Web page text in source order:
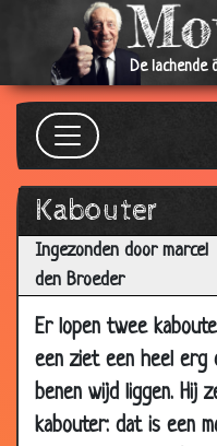
De lachende
Kabouter
Ingezonden door marcel
den Broeder
Er lopen twee
een ziet een heel erg
benen wijd liggen. Hij
kabouter: dat is een
2000
12 May
2000
Pechboer
12 May
2000
12 May
2000
Muf muf
12 May
2000
Jan en mien
12 May
2000
Betalen
Kindjes krijgen